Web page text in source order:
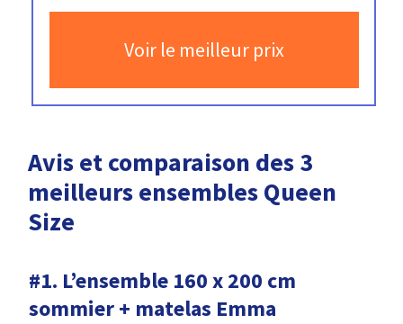
Voir le meilleur prix
Avis et comparaison des 3
meilleurs ensembles Queen
Size
#1. L’ensemble 160 x 200 cm
sommier + matelas Emma